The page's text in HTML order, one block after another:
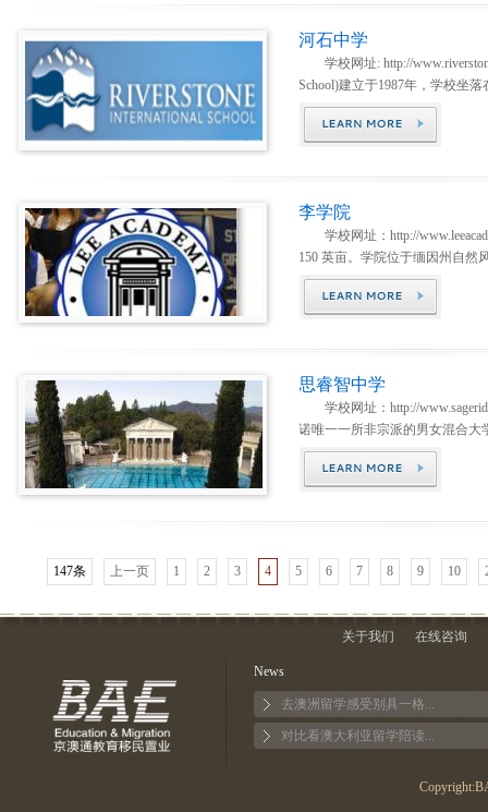
河石中学
学校网址: http://
School)建立于1987年，学校坐
李学院
学校网址：http://
150 英亩。学院位于缅因州自然
思睿智中学
学校网址：http://
诺唯一一所非宗派的男女混合大
147条 上一页 1 2 3 4 5 6 7 8 9 10
News
去澳洲留学感受别具一格...
对比看澳大利亚留学陪读...
关于我们 在线咨询